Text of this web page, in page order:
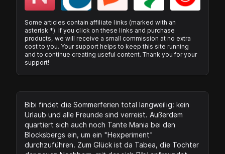
Some articles contain affiliate links (marked with an
asterisk *). If you click on these links and purchase
products, we will receive a small commission at no extra
cost to you. Your support helps to keep this site running
and to continue creating useful content. Thank you for your
support!
Bibi findet die Sommerferien total langweilig: kein
Urlaub und alle Freunde sind verreist. Außerdem
quartiert sich auch noch Tante Mania bei den
Blocksbergs ein, um ein "Hexperiment"
durchzuführen. Zum Glück ist da Tabea, die Tochter